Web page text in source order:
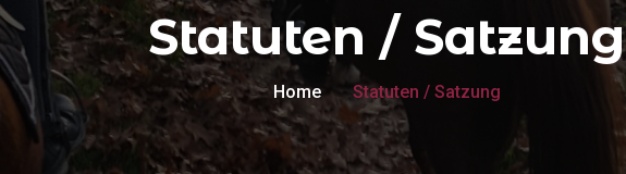
Statuten / Satzung
Home Statuten / Satzung